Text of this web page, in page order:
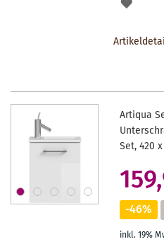
Artiqua
Set, 420
-46%
inkl. 19%